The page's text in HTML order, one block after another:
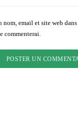
nom, email et site web
commenterai.